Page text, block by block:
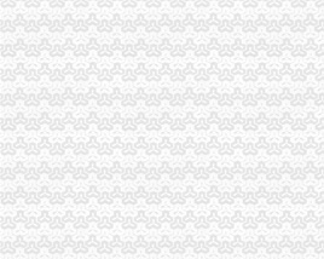
重庆天地公司2017新招聘信息_电话_地址-58
海南海：国海证券股份有限公司关于公司使
【多图】重庆天地雍江翠湖精装两房户型方
海南海股份有限公司关于控股股东部分股权
台州房产新闻_台州房地产资讯-台州搜狐焦点
重庆天地媒之城市之舟——卖场终端媒体-重
重庆杨家坪保洁公司杨家坪天地缘清洁公司
潼南网_潼南论坛_人才网招聘_天气预报-潼南
12月31日影响沪深两市上市公司股价公告速
盐城驾驶证就近年审有“条件”_江苏各地_新